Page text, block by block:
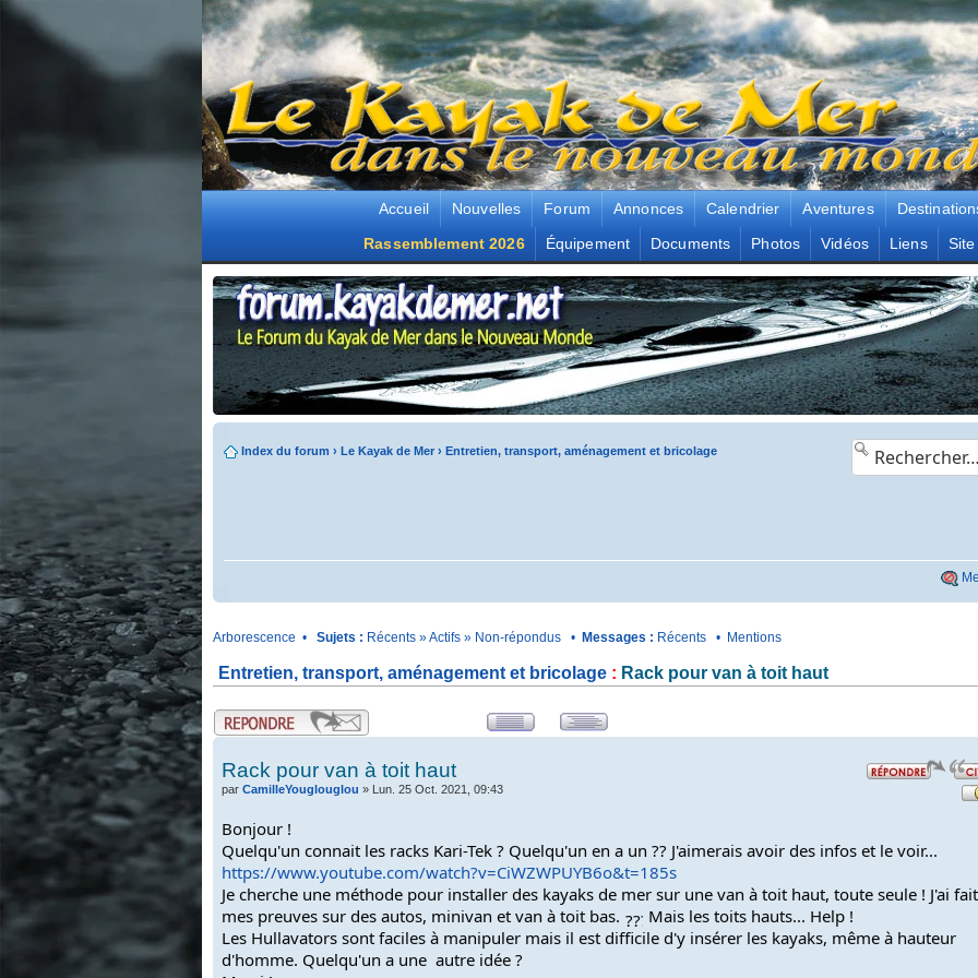
Accueil Nouvelles Forum Annonces Calendrier Aventures
Rassemblement 2026
Équipement Documents Photos Vidéos Liens Site
Index du forum › Le Kayak de Mer› Entretien, transport, aménagement et bricolage
Arborescence • Sujets : Récents»Actifs» Non-répondus• Messages : Récents• Mentions
Entretien, transport, aménagement et bricolage : Rack pour van à toit haut
..
Rack pour van à toit haut
par CamilleYouglouglou » Lun. 25 Oct. 2021, 09:43
Bonjour !
Quelqu'un connait les racks Kari-Tek ? Quelqu'un en a un ?? J'aimerais avoir des infos et le voir...
https://www.youtube.com/watch?v=CiWZWPUYB6o&t=185s
Je cherche une méthode pour installer des kayaks de mer sur une van à toit haut, toute seule ! J'ai fait
mes preuves sur des autos, minivan et van à toit bas.
Mais les toits hauts... Help !
Les Hullavators sont faciles à manipuler mais il est difficile d'y insérer les kayaks, même à hauteur
d'homme. Quelqu'un a une  autre idée ?